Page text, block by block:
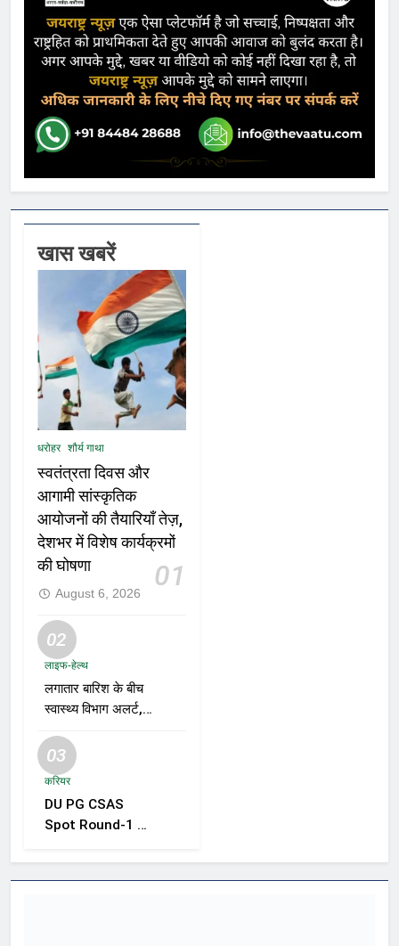
खास खबरें
धरोहर शौर्य गाथा
स्वतंत्रता दिवस और
आगामी सांस्कृतिक
आयोजनों की तैयारियाँ तेज़,
देशभर में विशेष कार्यक्रमों
की घोषणा
01
August 6, 2026
02
लाइफ-हेल्थ
लगातार बारिश के बीच
स्वास्थ्य विभाग अलर्ट,
वायरल बुखार की
रोकथाम के लिए राज्यों
निर्देश
03
करियर
DU PG CSAS
Spot Round-1 की
को आवेदन और सीट
स्वीकार करने के लिए